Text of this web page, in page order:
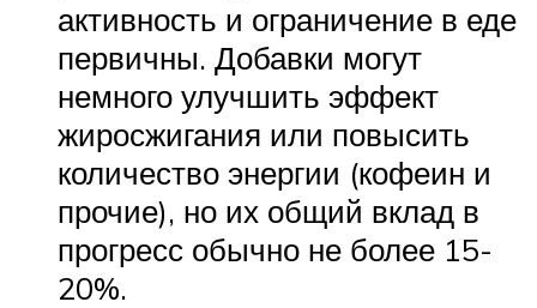
активность и ограничение в еде
первичны. Добавки могут
немного улучшить эффект
жиросжигания или повысить
количество энергии (кофеин и
прочие), но их общий вклад в
прогресс обычно не более 15-
20%.